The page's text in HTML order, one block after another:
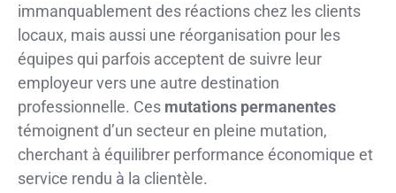
immanquablement des réactions chez les clients
locaux, mais aussi une réorganisation pour les
équipes qui parfois acceptent de suivre leur
employeur vers une autre destination
professionnelle. Ces mutations permanentes
témoignent d’un secteur en pleine mutation,
cherchant à équilibrer performance économique et
service rendu à la clientèle.